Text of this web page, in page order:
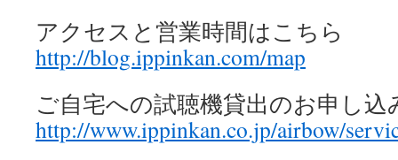
アクセスと営業時間はこちら
http://blog.ippinkan.com/map
ご自宅への試聴機貸出のお申し
http://www.ippinkan.co.jp/airbow/